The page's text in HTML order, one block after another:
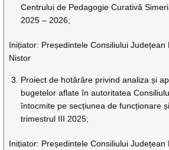
Centrului de Pedagogie Curativă
2025 – 2026;
Inițiator: Președintele Consiliului
Nistor
Proiect de hotărâre privind analiza și
bugetelor aflate în autoritatea
întocmite pe secțiunea de funcționare
trimestrul III 2025;
Inițiator: Președintele Consiliului